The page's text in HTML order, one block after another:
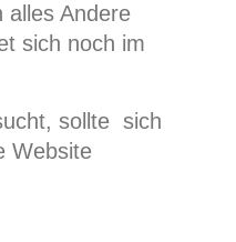
alles Andere
sich noch im
sollte sich
Website